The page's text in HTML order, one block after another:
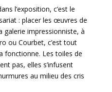
l’exposition, c’est le
: placer les œuvres de
galerie impressionniste, à
ou Courbet, c’est tout
fonctionne. Les toiles de
pas, elles s’infusent
au milieu des cris